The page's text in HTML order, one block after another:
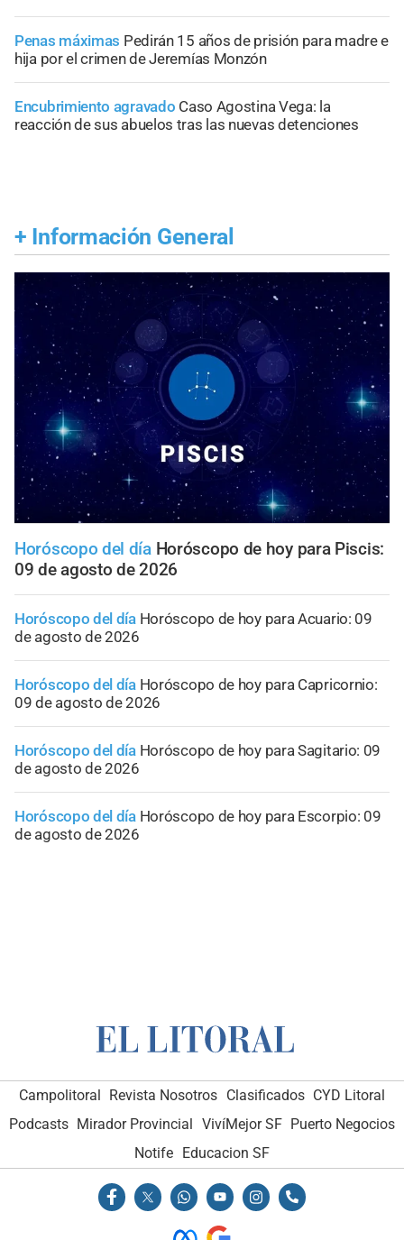
Penas máximas Pedirán 15 años de prisión para madre e
hija por el crimen de Jeremías Monzón
Encubrimiento agravado Caso Agostina Vega: la
reacción de sus abuelos tras las nuevas detenciones
+ Información General
Horóscopo del día Horóscopo de hoy para Piscis:
09 de agosto de 2026
Horóscopo del día Horóscopo de hoy para Acuario: 09
de agosto de 2026
Horóscopo del día Horóscopo de hoy para Capricornio:
09 de agosto de 2026
Horóscopo del día Horóscopo de hoy para Sagitario: 09
de agosto de 2026
Horóscopo del día Horóscopo de hoy para Escorpio: 09
de agosto de 2026
Campolitoral Revista Nosotros Clasificados CYD Litoral
Podcasts Mirador Provincial VivíMejor SF Puerto Negocios
Notife
Educacion SF